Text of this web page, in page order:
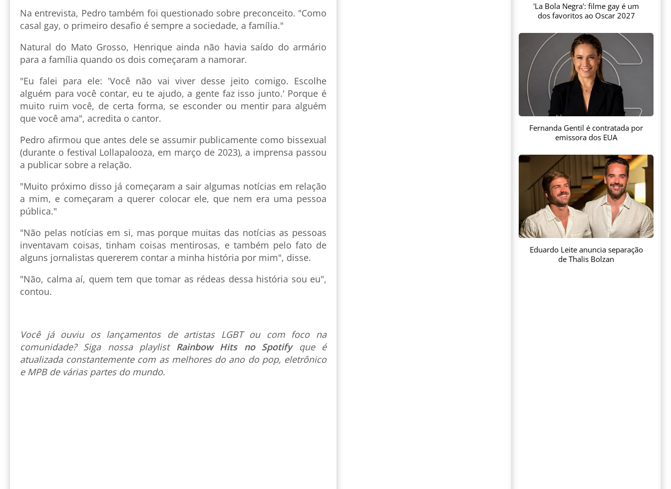
Na entrevista, Pedro também foi questionado sobre preconceito. "Como
casal gay, o primeiro desafio é sempre a sociedade, a família."
Natural do Mato Grosso, Henrique ainda não havia saído do armário
para a família quando os dois começaram a namorar.
"Eu falei para ele: 'Você não vai viver desse jeito comigo. Escolhe
alguém para você contar, eu te ajudo, a gente faz isso junto.' Porque é
muito ruim você, de certa forma, se esconder ou mentir para alguém
que você ama", acredita o cantor.
Pedro afirmou que antes dele se assumir publicamente como bissexual
(durante o festival Lollapalooza, em março de 2023), a imprensa passou
a publicar sobre a relação.
"Muito próximo disso já começaram a sair algumas notícias em relação
a mim, e começaram a querer colocar ele, que nem era uma pessoa
pública."
"Não pelas notícias em si, mas porque muitas das notícias as pessoas
inventavam coisas, tinham coisas mentirosas, e também pelo fato de
alguns jornalistas quererem contar a minha história por mim", disse.
"Não, calma aí, quem tem que tomar as rédeas dessa história sou eu",
contou.
Você já ouviu os lançamentos de artistas LGBT ou com foco na
comunidade? Siga nossa playlist Rainbow Hits no Spotify que é
atualizada constantemente com as melhores do ano do pop, eletrônico
e MPB de várias partes do mundo.
'La Bola Negra': filme gay é um
dos favoritos ao Oscar 2027
Fernanda Gentil é contratada por
emissora dos EUA
Eduardo Leite anuncia separação
de Thalis Bolzan